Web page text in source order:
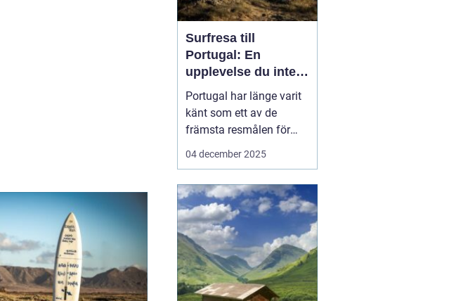
Surfresa till
Portugal: En
upplevelse du inte
vill missa
Portugal har länge varit
känt som ett av de
främsta resmålen för
surfentusiaster. Landets
klimat och en
avslappnad atmosfär,
vilket gör det till en
idealisk ...
04 december 2025